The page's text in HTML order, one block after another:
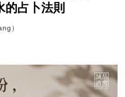
的占卜法則
）